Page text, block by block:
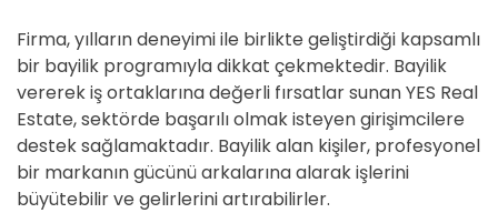
Firma, yılların deneyimi ile birlikte geliştirdiği kapsamlı
bir bayilik programıyla dikkat çekmektedir. Bayilik
vererek iş ortaklarına değerli fırsatlar sunan YES Real
Estate, sektörde başarılı olmak isteyen girişimcilere
destek sağlamaktadır. Bayilik alan kişiler, profesyonel
bir markanın gücünü arkalarına alarak işlerini
büyütebilir ve gelirlerini artırabilirler.